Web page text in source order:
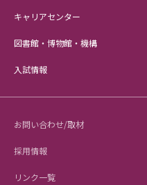
キャリアセンター
図書館・博物館・機構
入試情報
お問い合わせ/取材
採用情報
リンク一覧